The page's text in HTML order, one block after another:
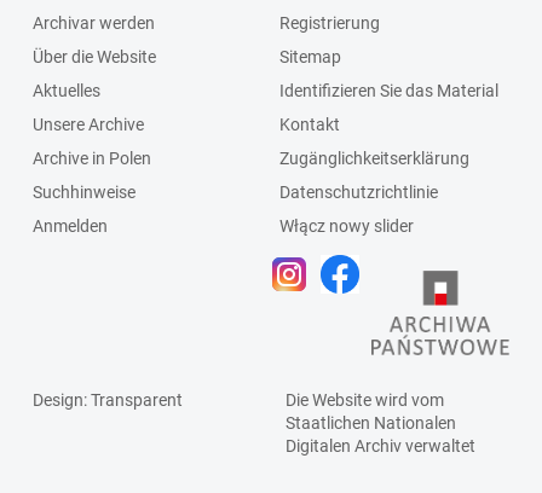
Archivar werden
Über die Website
Aktuelles
Unsere Archive
Archive in Polen
Suchhinweise
Anmelden
Registrierung
Sitemap
Identifizieren Sie das Material
Kontakt
Zugänglichkeitserklärung
Datenschutzrichtlinie
Włącz nowy slider
Design: Transparent
Die Website wird vom
Staatlichen Nationalen
Digitalen Archivverwaltet